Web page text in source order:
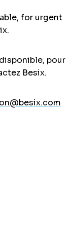
for urgent
pour
Besix.